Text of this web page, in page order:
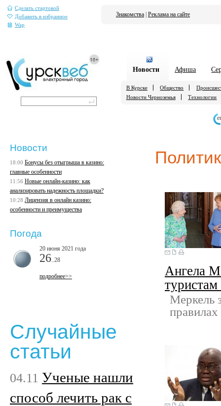
Сделать стартовой
Добавить в избранное
Wap
Знакомства Реклама на сайте
Новости Афиша
В Курске Общество
Новости Черноземья
Технологии
Ангела
туристам
Меркель
Новости
18:00 Бонусы без отыгрыша в казино:
главные особенности
11:56 Новые онлайн-казино: как
анализировать надежность площадки?
10:28 Лицензия в онлайн казино:
особенности и преимущества
Погода
20 июня 2021 года
26 ..28
подробнее>>
Случайные
статьи
04.11 Ученые нашли
способ лечить рак с